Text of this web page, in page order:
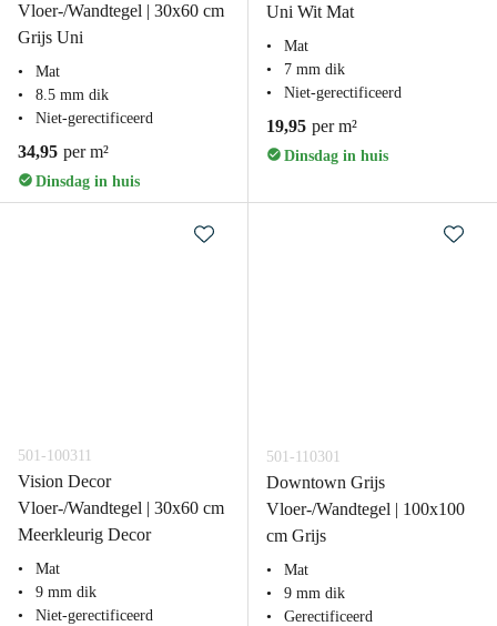
Vloer-/Wandtegel | 30x60 cm
Grijs Uni
Mat
8.5 mm dik
Niet-gerectificeerd
34,95 per m²
Dinsdag in huis
Uni Wit Mat
Mat
7 mm dik
Niet-gerectificeerd
19,95 per m²
Dinsdag in huis
501-100311
Vision Decor
Vloer-/Wandtegel | 30x60 cm
Meerkleurig Decor
Mat
9 mm dik
Niet-gerectificeerd
501-110301
Downtown Grijs
Vloer-/Wandtegel | 100x100
cm Grijs
Mat
9 mm dik
Gerectificeerd